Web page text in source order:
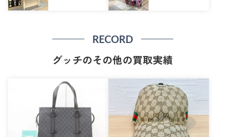
RECORD
グッチのその他の買取実績